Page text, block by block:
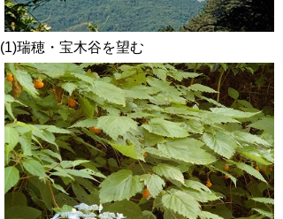
(1)瑞穂・宝木谷を望む